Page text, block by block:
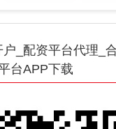
_配资平台代理_
台APP下载